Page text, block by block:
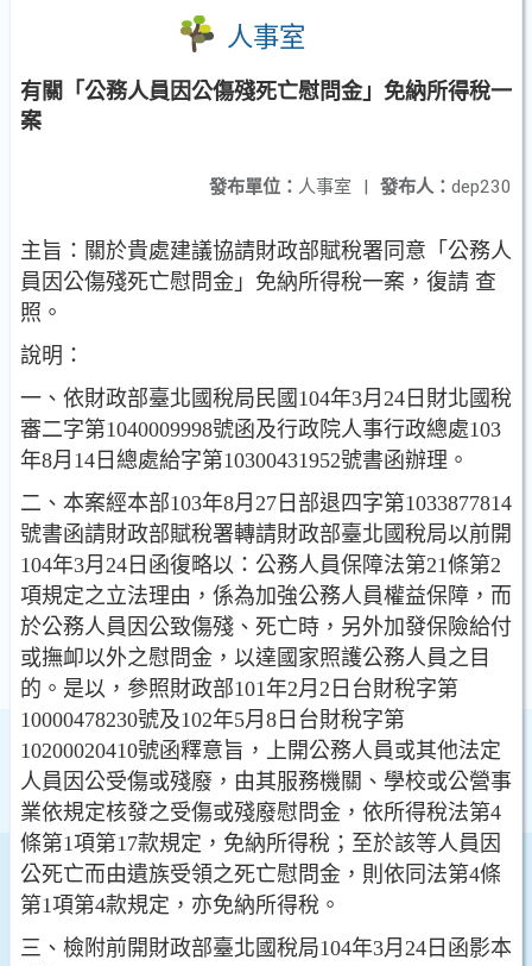
人事室
有關「公務人員因公傷殘死亡慰問金」免納所得稅一
案
發布人： dep230
發布單位： 人事室 |
主旨：關於貴處建議協請財政部賦稅署同意「公務人
員因公傷殘死亡慰問金」免納所得稅一案，復請 查
照。
說明：
一、依財政部臺北國稅局民國104年3月24日財北國稅
審二字第1040009998號函及行政院人事行政總處103
年8月14日總處給字第10300431952號書函辦理。
二、本案經本部103年8月27日部退四字第1033877814
號書函請財政部賦稅署轉請財政部臺北國稅局以前開
104年3月24日 函復略以：公務人員保障法第21條第2
項規定之立法理由 ，係為加強公務人員權益保障，而
於公務人員因公致傷殘 、死亡時，另外加發保險給付
或撫卹以外之慰問金，以達國家照護公務人員之目
的。是以，參照財政部101年2月2日 台財稅字第
10000478230號及102年5月8日台財稅字第
10200020410號函釋意旨，上開公務人員或其他法定
人員因公受傷或殘廢，由其服務機關、學校或公營事
業依規定核發之受傷或殘廢慰問金，依所得稅法第4
條第1項第17款規定 ，免納所得稅；至於該等人員因
公死亡而由遺族受領之死亡慰問金，則依同法第4條
第1項第4款規定，亦免納所得稅 。
三、檢附前開財政部臺北國稅局104年3月24日函影本